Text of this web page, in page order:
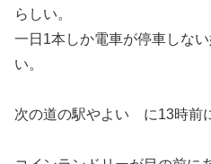
らしい。
一日1本しか電車が停車しな
い。
次の道の駅やよい に13時前